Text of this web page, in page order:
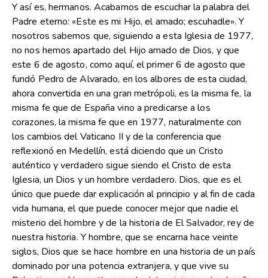
Y así es, hermanos. Acabamos de escuchar la palabra del
Padre eterno: «Este es mi Hijo, el amado; escuhadle». Y
nosotros sabemos que, siguiendo a esta Iglesia de 1977,
no nos hemos apartado del Hijo amado de Dios, y que
este 6 de agosto, como aquí, el primer 6 de agosto que
fundó Pedro de Alvarado, en los albores de esta ciudad,
ahora convertida en una gran metrópoli, es la misma fe, la
misma fe que de España vino a predicarse a los
corazones, la misma fe que en 1977, naturalmente con
los cambios del Vaticano II y de la conferencia que
reflexionó en Medellín, está diciendo que un Cristo
auténtico y verdadero sigue siendo el Cristo de esta
Iglesia, un Dios y un hombre verdadero. Dios, que es el
único que puede dar explicación al principio y al fin de cada
vida humana, el que puede conocer mejor que nadie el
misterio del hombre y de la historia de El Salvador, rey de
nuestra historia. Y hombre, que se encarna hace veinte
siglos, Dios que se hace hombre en una historia de un país
dominado por una potencia extranjera, y que vive su